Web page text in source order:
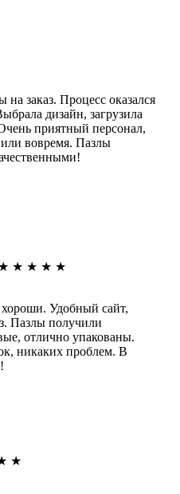
заказ. Процесс оказался
дизайн, загрузила
приятный персонал,
вовремя. Пазлы
★ ★ ★ ★
хороши. Удобный сайт,
Пазлы получили
отлично упакованы.
никаких проблем. В
★